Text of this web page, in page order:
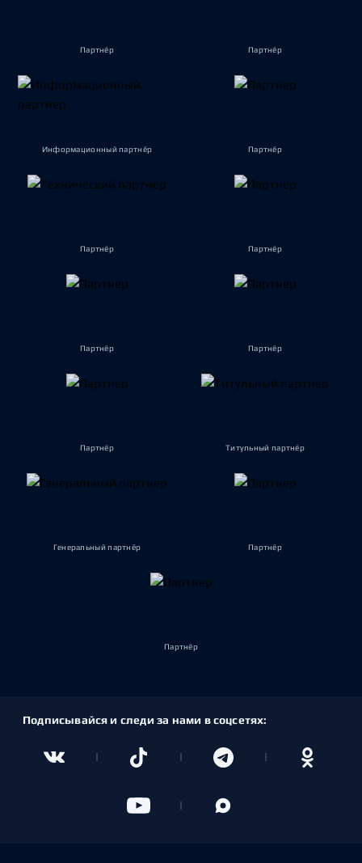
Партнёр Партнёр
Информационный партнёр Партнёр
Партнёр Партнёр
Партнёр Партнёр
Партнёр Титульный партнёр
Генеральный партнёр Партнёр
Партнёр
Подписывайся и следи за нами в соцсетях: